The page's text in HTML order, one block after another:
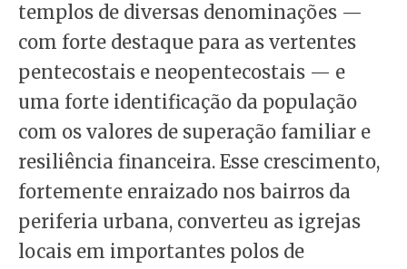
templos de diversas denominações —
com forte destaque para as vertentes
pentecostais e neopentecostais — e
uma forte identificação da população
com os valores de superação familiar e
resiliência financeira. Esse crescimento,
fortemente enraizado nos bairros da
periferia urbana, converteu as igrejas
locais em importantes polos de